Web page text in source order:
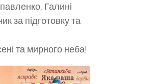
Галині
за підготовку та
та мирного неба!